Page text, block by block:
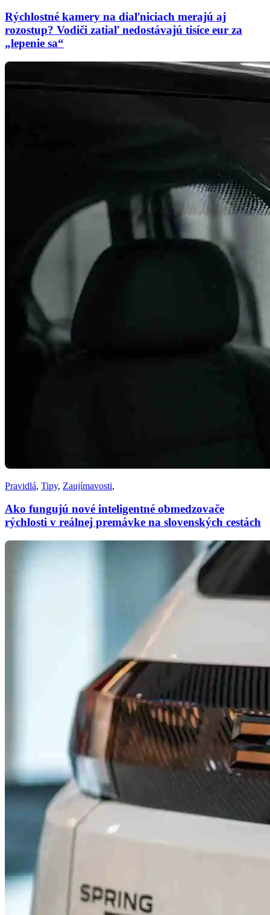
Rýchlostné kamery na diaľniciach merajú aj
rozostup? Vodiči zatiaľ nedostávajú tisíce eur za
„lepenie sa“
Pravidlá, Tipy, Zaujímavosti,
Ako fungujú nové inteligentné obmedzovače
rýchlosti v reálnej premávke na slovenských cestách